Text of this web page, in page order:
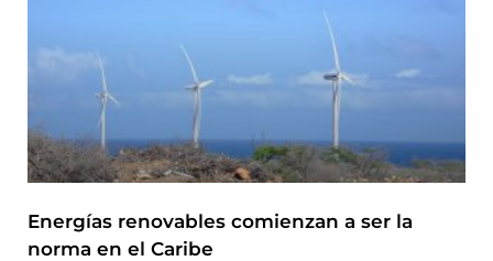
Energías renovables comienzan a ser la
norma en el Caribe